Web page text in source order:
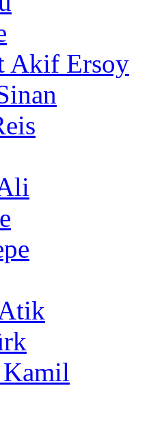
Akif Ersoy